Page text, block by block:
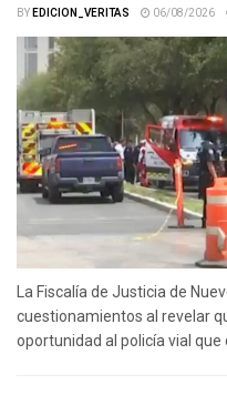
BYEDICION_VERITAS 06/08/2026
La Fiscalía de Justicia de
cuestionamientos al revelar
oportunidad al policía vial que